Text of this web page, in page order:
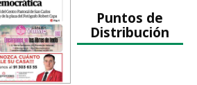
Puntos de
Distribución